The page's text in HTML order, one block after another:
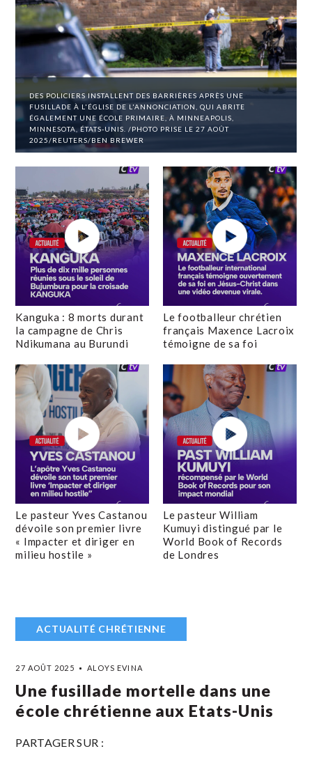
DES POLICIERS INSTALLENT DES BARRIÈRES APRÈS UNE
FUSILLADE À L'ÉGLISE DE L'ANNONCIATION, QUI ABRITE
ÉGALEMENT UNE ÉCOLE PRIMAIRE, À MINNEAPOLIS,
MINNESOTA, ÉTATS-UNIS. /PHOTO PRISE LE 27 AOÛT
2025/REUTERS/BEN BREWER
Kanguka : 8 morts durant
la campagne de Chris
Ndikumana au Burundi
Le footballeur chrétien
français Maxence Lacroix
témoigne de sa foi
Le pasteur Yves Castanou
dévoile son premier livre
« Impacter et diriger en
milieu hostile »
Le pasteur William
Kumuyi distingué par le
World Book of Records
de Londres
ACTUALITÉ CHRÉTIENNE
27 AOÛT 2025 ALOYS EVINA
Une fusillade mortelle dans une
école chrétienne aux Etats-Unis
PARTAGER SUR :